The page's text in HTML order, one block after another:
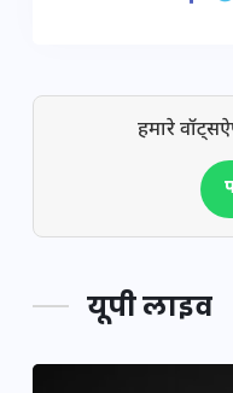
हमारे
यूपी लाइव